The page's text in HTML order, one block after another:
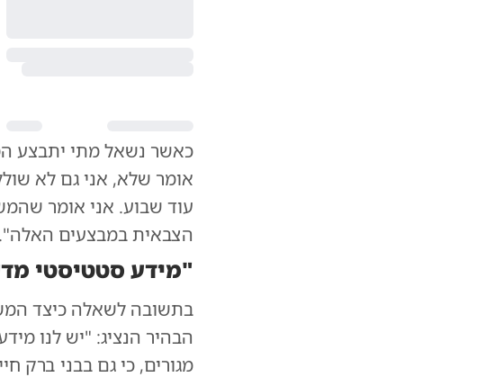
כאשר נשאל מתי יתבצע
אומר שלא, אני גם לא
עוד שבוע. אני אומר
הצבאית במבצעים האלה".
"מידע סטטיסטי
בתשובה לשאלה כיצד
הבהיר הנציג: "יש לנו
מגורים, כי גם בבני ברק